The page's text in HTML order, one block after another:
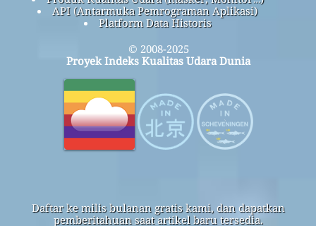
API (Antarmuka Pemrograman Aplikasi)
Platform Data Historis
© 2008-2025
Proyek Indeks Kualitas Udara Dunia
Daftar ke milis bulanan gratis kami, dan dapatkan
pemberitahuan saat artikel baru tersedia.